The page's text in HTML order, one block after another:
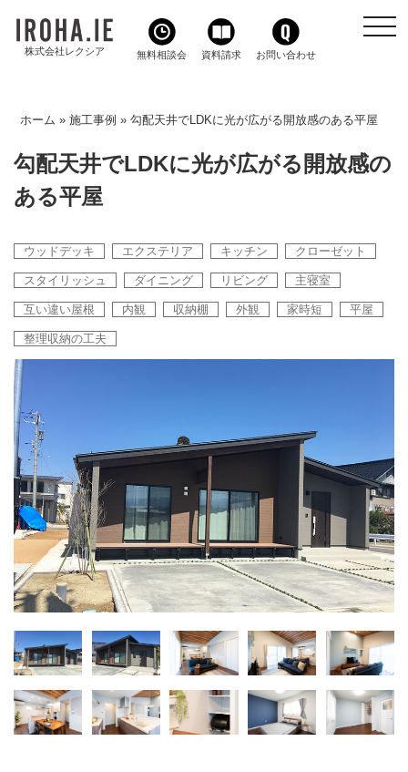
株式会社レクシア 無料相談会 資料請求 お問い合わせ
ホーム »施工事例 »勾配天井でLDKに光が広がる開放感のある平屋
勾配天井でLDKに光が広がる開放感の
ある平屋
ウッドデッキ エクステリア キッチン クローゼット
スタイリッシュ ダイニング リビング 主寝室
互い違い屋根 内観 収納棚 外観 家時短 平屋
整理収納の工夫